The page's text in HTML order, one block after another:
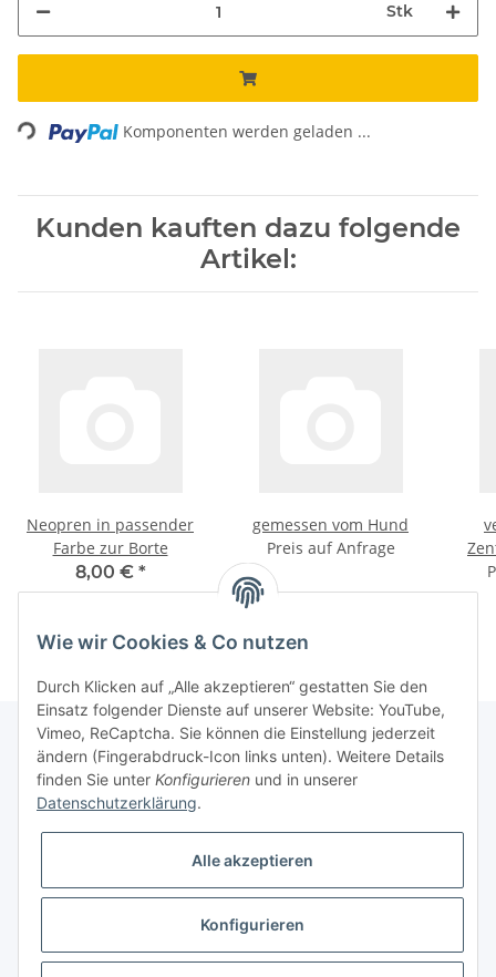
Stk
Komponenten werden geladen ...
Kunden kauften dazu folgende
Artikel:
Neopren in passender
Farbe zur Borte
8,00 € *
gemessen vom Hund
Preis auf Anfrage
Informationen
Galerie
* Keine Ausweisung der Mehrwertsteuer gemäß Klein-Unternehmer-Regelung.,
Wie wir Cookies & Co nutzen
Durch Klicken auf „Alle akzeptieren“ gestatten Sie den
Einsatz folgender Dienste auf unserer Website: YouTube,
Vimeo, ReCaptcha. Sie können die Einstellung jederzeit
ändern (Fingerabdruck-Icon links unten). Weitere Details
finden Sie unter Konfigurieren und in unserer
Datenschutzerklärung.
Alle akzeptieren
Konfigurieren